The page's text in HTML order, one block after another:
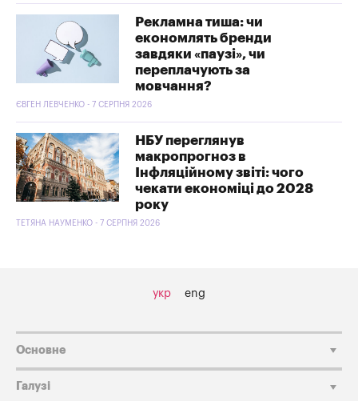
Рекламна тиша: чи
економлять бренди
завдяки «паузі», чи
переплачують за
мовчання?
ЄВГЕН ЛЕВЧЕНКО - 7 СЕРПНЯ 2026
НБУ переглянув
макропрогноз в
Інфляційному звіті: чого
чекати економіці до 2028
року
ТЕТЯНА НАУМЕНКО - 7 СЕРПНЯ 2026
укр eng
Основне
Галузі